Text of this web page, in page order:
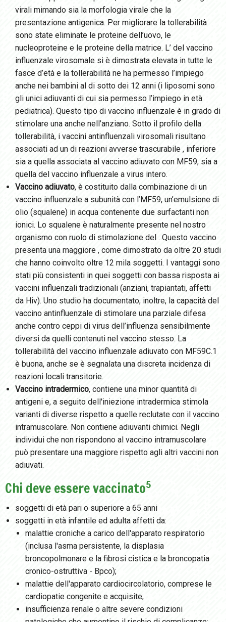
virali mimando sia la morfologia virale che la
presentazione antigenica. Per migliorare la tollerabilità
sono state eliminate le proteine dell’uovo, le
nucleoproteine e le proteine della matrice. L’ del vaccino
influenzale virosomale si è dimostrata elevata in tutte le
fasce d’età e la tollerabilità ne ha permesso l’impiego
anche nei bambini al di sotto dei 12 anni (i liposomi sono
gli unici adiuvanti di cui sia permesso l’impiego in età
pediatrica). Questo tipo di vaccino influenzale è in grado di
stimolare una anche nell’anziano. Sotto il profilo della
tollerabilità, i vaccini antinfluenzali virosomali risultano
associati ad un di reazioni avverse trascurabile , inferiore
sia a quella associata al vaccino adiuvato con MF59, sia a
quella del vaccino influenzale a virus intero.
Vaccino adiuvato, è costituito dalla combinazione di un
vaccino influenzale a subunità con l’MF59, un’emulsione di
olio (squalene) in acqua contenente due surfactanti non
ionici. Lo squalene è naturalmente presente nel nostro
organismo con ruolo di stimolazione del . Questo vaccino
presenta una maggiore , come dimostrato da oltre 20 studi
che hanno coinvolto oltre 12 mila soggetti. I vantaggi sono
stati più consistenti in quei soggetti con bassa risposta ai
vaccini influenzali tradizionali (anziani, trapiantati, affetti
da Hiv). Uno studio ha documentato, inoltre, la capacità del
vaccino antinfluenzale di stimolare una parziale difesa
anche contro ceppi di virus dell’influenza sensibilmente
diversi da quelli contenuti nel vaccino stesso. La
tollerabilità del vaccino influenzale adiuvato con MF59C.1
è buona, anche se è segnalata una discreta incidenza di
reazioni locali transitorie.
Vaccino intradermico, contiene una minor quantità di
antigeni e, a seguito dell'iniezione intradermica stimola
varianti di diverse rispetto a quelle reclutate con il vaccino
intramuscolare. Non contiene adiuvanti chimici. Negli
individui che non rispondono al vaccino intramuscolare
può presentare una maggiore rispetto agli altri vaccini non
adiuvati.
Chi deve essere vaccinato5
soggetti di età pari o superiore a 65 anni
soggetti in età infantile ed adulta affetti da:
malattie croniche a carico dell'apparato respiratorio
(inclusa l'asma persistente, la displasia
broncopolmonare e la fibrosi cistica e la broncopatia
cronico-ostruttiva - Bpco);
malattie dell'apparato cardiocircolatorio, comprese le
cardiopatie congenite e acquisite;
insufficienza renale o altre severe condizioni